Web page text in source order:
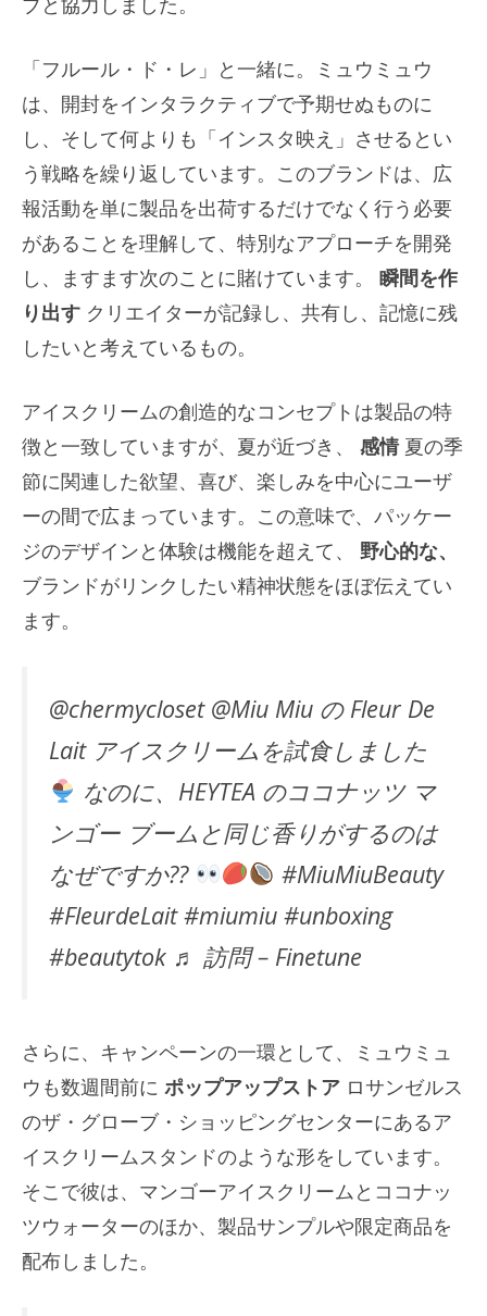
「フルール・ド・レ」と一緒に。ミュウミュウ
は、開封をインタラクティブで予期せぬものに
し、そして何よりも「インスタ映え」させるとい
う戦略を繰り返しています。このブランドは、広
報活動を単に製品を出荷するだけでなく行う必要
があることを理解して、特別なアプローチを開発
し、ますます次のことに賭けています。 瞬間を作
り出す クリエイターが記録し、共有し、記憶に残
したいと考えているもの。
アイスクリームの創造的なコンセプトは製品の特
徴と一致していますが、夏が近づき、 感情夏の季
節に関連した欲望、喜び、楽しみを中心にユーザ
ーの間で広まっています。この意味で、パッケー
ジのデザインと体験は機能を超えて、 野心的な、
ブランドがリンクしたい精神状態をほぼ伝えてい
ます。
@chermycloset @Miu Miu の Fleur De
Lait アイスクリームを試食しました
なのに、HEYTEA のココナッツ マ
ンゴー ブームと同じ香りがするのは
なぜですか??
#MiuMiuBeauty
#FleurdeLait #miumiu #unboxing
#beautytok ♬ 訪問 – Finetune
さらに、キャンペーンの一環として、ミュウミュ
ウも数週間前に ポップアップストア ロサンゼルス
のザ・グローブ・ショッピングセンターにあるア
イスクリームスタンドのような形をしています。
そこで彼は、マンゴーアイスクリームとココナッ
ツウォーターのほか、製品サンプルや限定商品を
配布しました。